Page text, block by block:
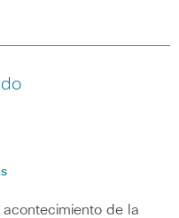
de la